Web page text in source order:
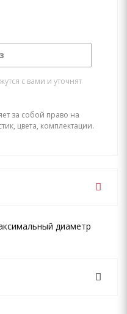
с вами и уточнят
за собой право на
цвета, комплектации.
диаметр